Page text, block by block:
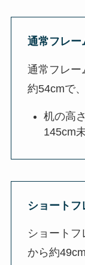
通常フレー
通常フレー
約54cmで
机の高
145cm
ショートフ
ショート
から約